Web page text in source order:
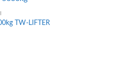
TW-LIFTER